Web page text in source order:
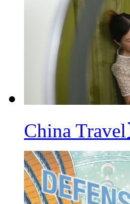
China